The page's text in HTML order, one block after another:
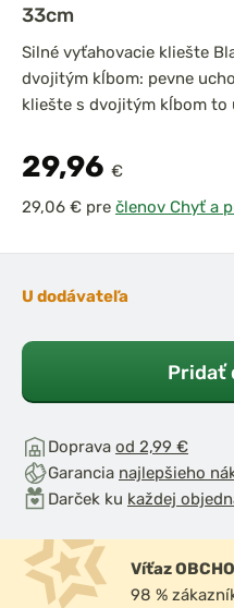
33cm
Silné vyťahovacie kliešte
dvojitým kĺbom: pevne
kliešte s dvojitým kĺbom to
29,96 €
pre členov Chyť a
U dodávateľa
Pridať
Doprava od 2,99 €
Garancia najlepšieho
Darček ku každej
Víťaz
98 %